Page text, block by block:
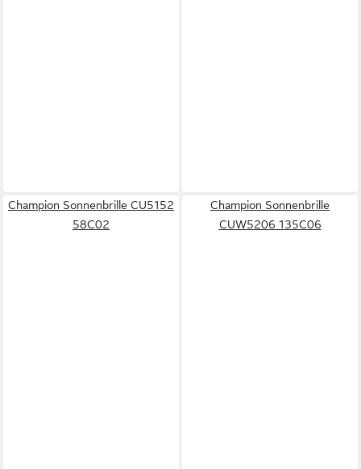
Champion Sonnenbrille CU5152
58C02
Champion Sonnenbrille
CUW5206 135C06